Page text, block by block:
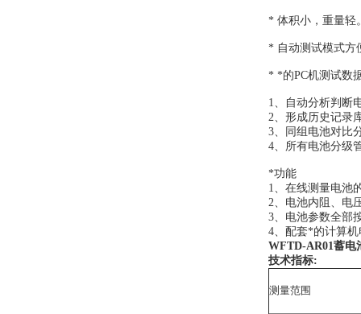
* 体积小，重量轻
* 自动测试模式方
* *的PC机测试数
1、自动分析判断
2、形成历史记录
3、同组电池对比
4、所有电池分级
*功能
1、在线测量电池
2、电池内阻、电
3、电池参数全部
4、配套*的计算
WFTD-AR01蓄电
技术指标:
测量范围